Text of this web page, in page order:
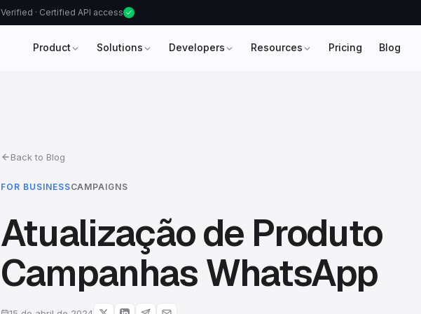
Verified · Certified API access
Product Solutions Developers Resources Pricing Blog
Back to Blog
FOR BUSINESSCAMPAIGNS
Atualização de Produto
Campanhas WhatsApp